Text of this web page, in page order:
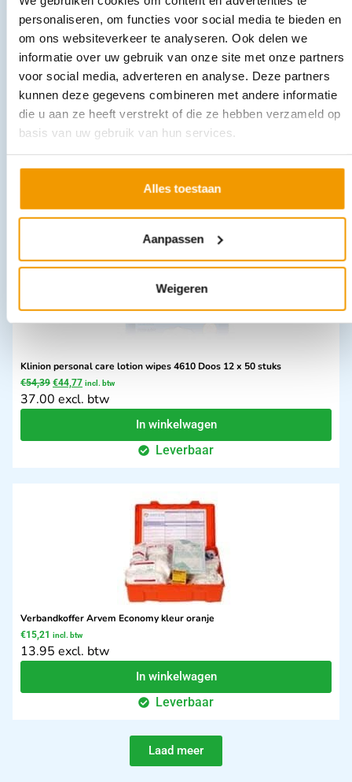
personaliseren, om functies voor social media te bieden en
om ons websiteverkeer te analyseren. Ook delen we
informatie over uw gebruik van onze site met onze partners
voor social media, adverteren en analyse. Deze partners
kunnen deze gegevens combineren met andere informatie
die u aan ze heeft verstrekt of die ze hebben verzameld op
basis van uw gebruik van hun services.
Alles toestaan
Aanpassen
Weigeren
Zuurstofconcentrator Zen-O lite, draagbaar model
€3.079,25 incl. btw
In winkelwagen
Uitverkocht
Klinion personal care lotion wipes 4610 Doos 12 x 50 stuks
€54,39 €44,77 incl. btw
37.00 excl. btw
In winkelwagen
Leverbaar
Verbandkoffer Arvem Economy kleur oranje
€15,21 incl. btw
13.95 excl. btw
In winkelwagen
Leverbaar
Laad meer